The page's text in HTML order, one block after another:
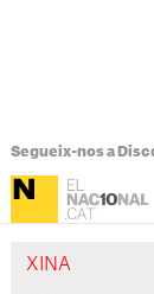
Segueix-nos a
XINA